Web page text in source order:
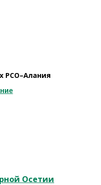
РСО–Алания
Осетии